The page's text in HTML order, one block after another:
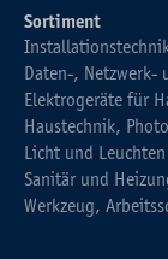
Sortiment
Daten-, Netzwerk-
Elektrogeräte für
Haustechnik,
Licht und Leuchten
Sanitär und
Werkzeug,